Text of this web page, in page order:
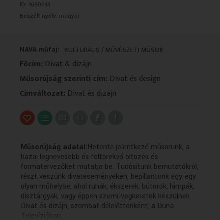
ID: 4090644
Beszélt nyelv: magyar
NAVA műfaj: KULTURÁLIS / MŰVÉSZETI MŰSOR
Főcím: Divat & dizájn
Műsorújság szerinti cím: Divat és design
Címváltozat: Divat és dizájn
Műsorújság adatai:Hetente jelentkező műsorunk, a
hazai legnevesebb és feltörekvő öltözék és
formatervezőket mutatja be. Tudósítunk bemutatókról,
részt veszünk divateseményeken, bepillantunk egy-egy
olyan műhelybe, ahol ruhák, ékszerek, bútorok, lámpák,
dísztárgyak, vagy éppen szemüvegkeretek készülnek.
Divat és dizájn, szombat délelőttönként, a Duna
Televízióban.